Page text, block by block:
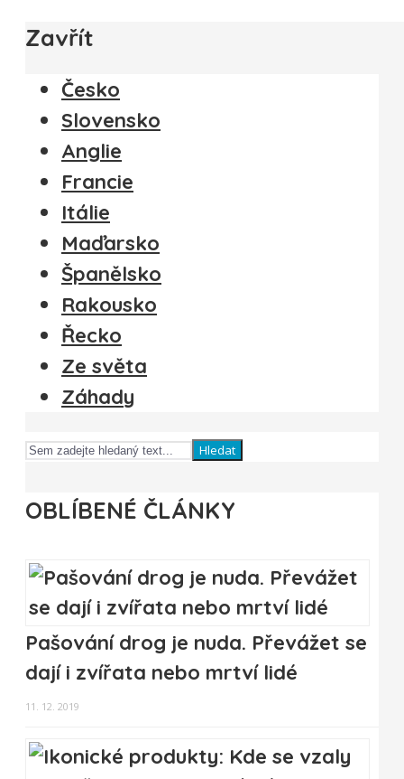
Zavřít
Česko
Slovensko
Anglie
Francie
Itálie
Maďarsko
Španělsko
Rakousko
Řecko
Ze světa
Záhady
Hledat
OBLÍBENÉ ČLÁNKY
Pašování drog je nuda. Převážet se
dají i zvířata nebo mrtví lidé
11. 12. 2019